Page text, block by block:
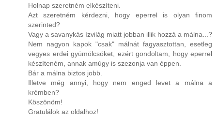
Holnap szeretném elkészíteni.
Azt szeretném kérdezni, hogy eperrel is olyan finom
szerinted?
Vagy a savanykás ízvilág miatt jobban illik hozzá a málna...?
Nem nagyon kapok "csak" málnát fagyasztottan, esetleg
vegyes erdei gyümölcsöket, ezért gondoltam, hogy eperrel
készíteném, annak amúgy is szezonja van éppen.
Bár a málna biztos jobb.
Illetve még annyi, hogy nem enged levet a málna a
krémben?
Köszönöm!
Gratulálok az oldalhoz!